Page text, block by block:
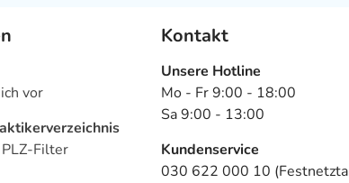
vor
Filter
Kontakt
Unsere Hotline
Mo - Fr 9:00 - 18:00
Sa 9:00 - 13:00
Kundenservice
030 622 000 10